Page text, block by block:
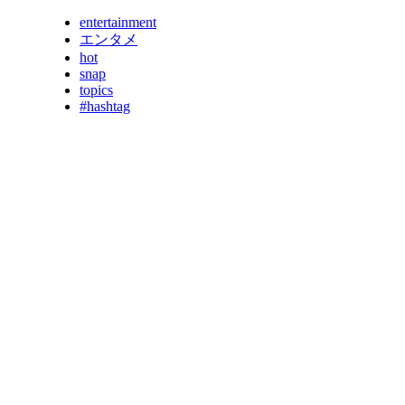
entertainment
エンタメ
hot
snap
topics
#hashtag